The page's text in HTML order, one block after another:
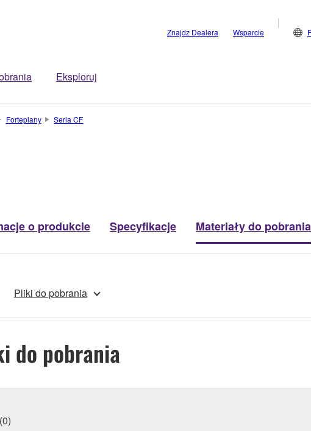
Eksploruj
Znajdz Dealera Wsparcie
Fortepiany Seria CF
o produkcie Specyfikacje Materiały do pobrania
Pliki do pobrania
do pobrania